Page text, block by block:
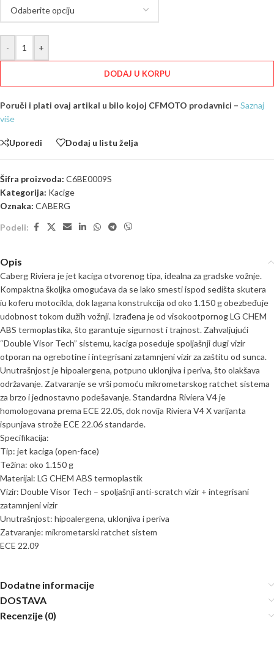
- +
DODAJ U KORPU
Poruči i plati ovaj artikal u bilo kojoj CFMOTO prodavnici – Saznaj
više
Uporedi Dodaj u listu želja
Šifra proizvoda: C6BE0009S
Kategorija: Kacige
Oznaka: CABERG
Podeli:
Opis
Caberg Riviera je jet kaciga otvorenog tipa, idealna za gradske vožnje.
Kompaktna školjka omogućava da se lako smesti ispod sedišta skutera
iu koferu motocikla, dok lagana konstrukcija od oko 1.150 g obezbeđuje
udobnost tokom dužih vožnji. Izrađena je od visokootpornog LG CHEM
ABS termoplastika, što garantuje sigurnost i trajnost. Zahvaljujući
“Double Visor Tech” sistemu, kaciga poseduje spoljašnji dugi vizir
otporan na ogrebotine i integrisani zatamnjeni vizir za zaštitu od sunca.
Unutrašnjost je hipoalergena, potpuno uklonjiva i periva, što olakšava
održavanje. Zatvaranje se vrši pomoću mikrometarskog ratchet sistema
za brzo i jednostavno podešavanje. Standardna Riviera V4 je
homologovana prema ECE 22.05, dok novija Riviera V4 X varijanta
ispunjava strože ECE 22.06 standarde.
Specifikacija:
Tip: jet kaciga (open-face)
Težina: oko 1.150 g
Materijal: LG CHEM ABS termoplastik
Vizir: Double Visor Tech – spoljašnji anti-scratch vizir + integrisani
zatamnjeni vizir
Unutrašnjost: hipoalergena, uklonjiva i periva
Zatvaranje: mikrometarski ratchet sistem
ECE 22.09
Dodatne informacije
DOSTAVA
Recenzije (0)